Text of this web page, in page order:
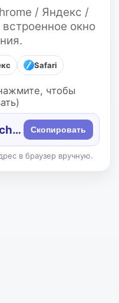
/ Яндекс /
окно
Safari
чтобы
https://games.bigbeach.ru/ Скопировать
в браузер вручную.